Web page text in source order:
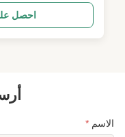
reliable, and precise
for rubber and tire
Our heavy-duty
احصل
الاسم *